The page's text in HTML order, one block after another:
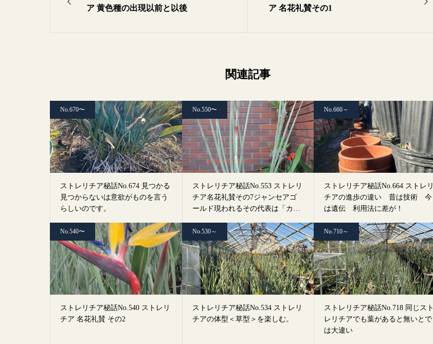
ア 黄色種の出現以前と以後
ア 名花礼賛その1
関連記事
No.670〜
ストレリチア秘話No.674 見つかる
見つからないは意欲がものを言う
らしいのです。
No.550〜
ストレリチア秘話No.553 ストレリ
チア名花礼賛その7ジャンセアゴ
ールド現われるその代表は「カノ
No.660～
ストレリチア秘話No.664 ストレリ
チアの進歩の違い 昔は技術 今
は遺伝 利用法に差が！
No.540〜
ストレリチア秘話No.540 ストレリ
チア 名花礼賛 その2
No.530～
ストレリチア秘話No.534 ストレリ
チアの体型＜草型＞を楽しむ。
No.710～
ストレリチア秘話No.718 同じスト
レリチアでも葉があると無いとで
は大違い